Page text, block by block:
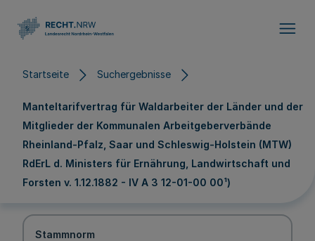
Startseite Suchergebnisse
Manteltarifvertrag für Waldarbeiter der Länder und der
Mitglieder der Kommunalen Arbeitgeberverbände
Rheinland-Pfalz, Saar und Schleswig-Holstein (MTW)
RdErL d. Ministers für Ernährung, Landwirtschaft und
Forsten v. 1.12.1882 - IV A 3 12-01-00 00¹)
Stammnorm